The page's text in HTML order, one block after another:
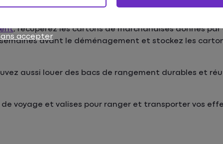
, récupérez les cartons de marchandises donnés
avant le déménagement et stockez les
aussi louer des bacs de rangement durables et
voyage et valises pour ranger et transporter vos
accepter